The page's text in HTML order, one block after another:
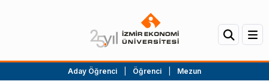
Aday Öğrenci Öğrenci Mezun